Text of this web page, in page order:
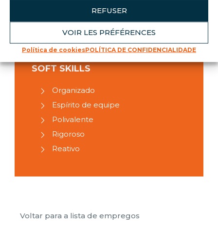
REFUSER
VOIR LES PRÉFÉRENCES
Política de cookiesPOLÍTICA DE CONFIDENCIALIDADE
Respeitar e fazer cumprir as regras
de segurança
SOFT SKILLS
Organizado
Espírito de equipe
Polivalente
Rigoroso
Reativo
Voltar para a lista de empregos